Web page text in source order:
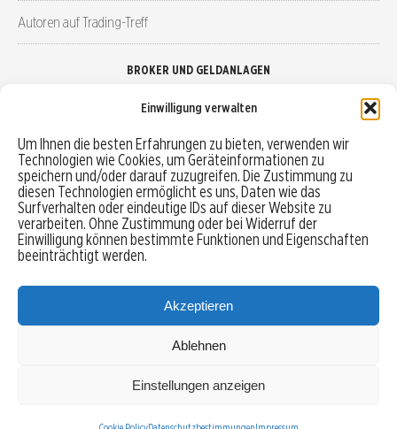
Einwilligung verwalten
Um Ihnen die besten Erfahrungen zu bieten, verwenden wir
Technologien wie Cookies, um Geräteinformationen zu
speichern und/oder darauf zuzugreifen. Die Zustimmung zu
diesen Technologien ermöglicht es uns, Daten wie das
Surfverhalten oder eindeutige IDs auf dieser Website zu
verarbeiten. Ohne Zustimmung oder bei Widerruf der
Einwilligung können bestimmte Funktionen und Eigenschaften
beeinträchtigt werden.
Akzeptieren
Ablehnen
Einstellungen anzeigen
Autoren auf Trading-Treff
BROKER UND GELDANLAGEN
Robo-Advisor vergleichen
Depotvergleich
Festgeld vergleichen
Tagesgeld vergleichen